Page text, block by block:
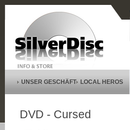
UNSER GESCHÄFT LOCAL HEROS
DVD - Cursed